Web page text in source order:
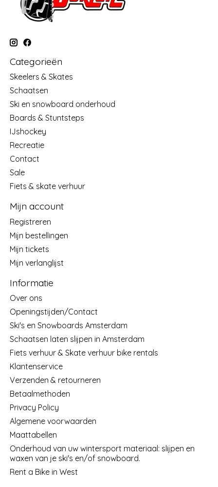
Categorieën
Skeelers & Skates
Schaatsen
Ski en snowboard onderhoud
Boards & Stuntsteps
IJshockey
Recreatie
Contact
Sale
Fiets & skate verhuur
Mijn account
Registreren
Mijn bestellingen
Mijn tickets
Mijn verlanglijst
Informatie
Over ons
Openingstijden/Contact
Ski's en Snowboards Amsterdam
Schaatsen laten slijpen in Amsterdam
Fiets verhuur & Skate verhuur bike rentals
Klantenservice
Verzenden & retourneren
Betaalmethoden
Privacy Policy
Algemene voorwaarden
Maattabellen
Onderhoud van uw wintersport materiaal: slijpen en
waxen van je ski's en/of snowboard.
Rent a Bike in West